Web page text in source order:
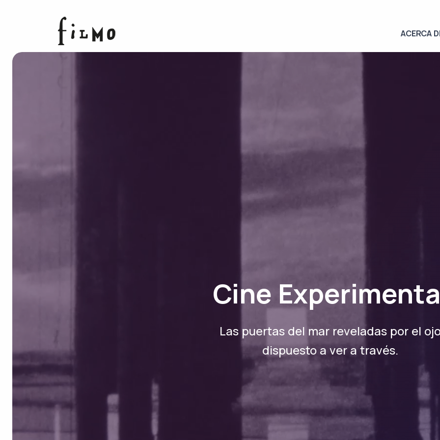
ACERCA
Super 8
Las puertas del mar reveladas por el
dispuesto a ver a través.